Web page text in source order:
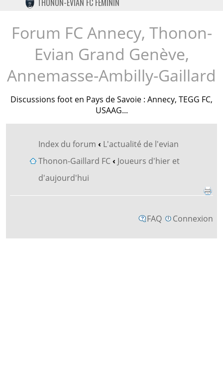
TWITTER
INSTAGRAM
THONON-EVIAN FC FÉMININ
Forum FC Annecy, Thonon-
Evian Grand Genève,
Annemasse-Ambilly-Gaillard
Discussions foot en Pays de Savoie : Annecy, TEGG FC,
USAAG...
Index du forum ‹ L'actualité de l'evian
Thonon-Gaillard FC‹ Joueurs d'hier et
d'aujourd'hui
FAQ Connexion